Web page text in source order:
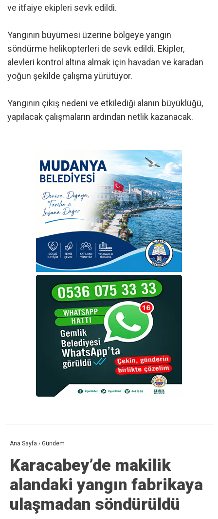
ve itfaiye ekipleri sevk edildi.
Yangının büyümesi üzerine bölgeye yangın
söndürme helikopterleri de sevk edildi. Ekipler,
alevleri kontrol altına almak için havadan ve karadan
yoğun şekilde çalışma yürütüyor.
Yangının çıkış nedeni ve etkilediği alanın büyüklüğü,
yapılacak çalışmaların ardından netlik kazanacak.
Ana Sayfa › Gündem
Karacabey’de makilik
alandaki yangın fabrikaya
ulaşmadan söndürüldü